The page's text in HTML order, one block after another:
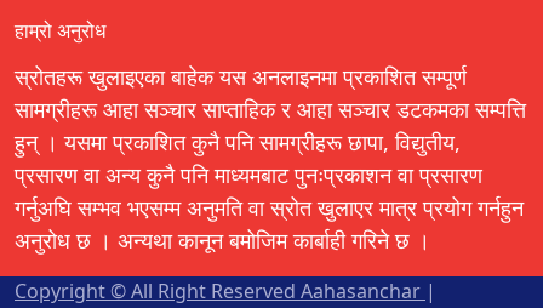
हाम्रो अनुरोध
स्रोतहरू खुलाइएका बाहेक यस अनलाइनमा प्रकाशित सम्पूर्ण
सामग्रीहरू आहा सञ्चार साप्ताहिक र आहा सञ्चार डटकमका सम्पत्ति
हुन् । यसमा प्रकाशित कुनै पनि सामग्रीहरू छापा, विद्युतीय,
प्रसारण वा अन्य कुनै पनि माध्यमबाट पुनःप्रकाशन वा प्रसारण
गर्नुअघि सम्भव भएसम्म अनुमति वा स्रोत खुलाएर मात्र प्रयोग गर्नहुन
अनुरोध छ । अन्यथा कानून बमोजिम कार्बाही गरिने छ ।
Copyright © All Right Reserved Aahasanchar |